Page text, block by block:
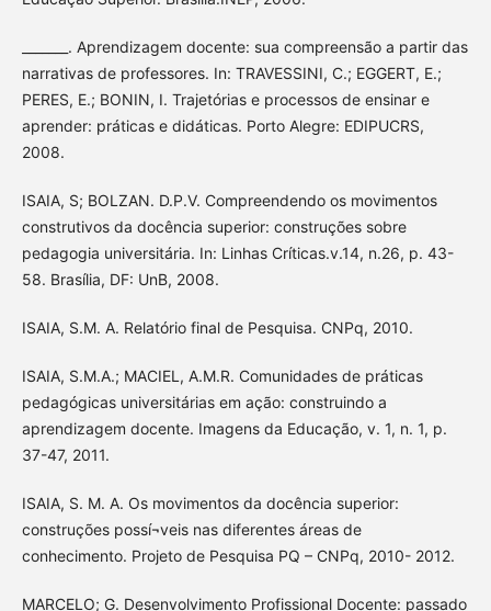
_______. Aprendizagem docente: sua compreensão a partir das
narrativas de professores. In: TRAVESSINI, C.; EGGERT, E.;
PERES, E.; BONIN, I. Trajetórias e processos de ensinar e
aprender: práticas e didáticas. Porto Alegre: EDIPUCRS,
2008.
ISAIA, S; BOLZAN. D.P.V. Compreendendo os movimentos
construtivos da docência superior: construções sobre
pedagogia universitária. In: Linhas Críticas.v.14, n.26, p. 43-
58. Brasília, DF: UnB, 2008.
ISAIA, S.M. A. Relatório final de Pesquisa. CNPq, 2010.
ISAIA, S.M.A.; MACIEL, A.M.R. Comunidades de práticas
pedagógicas universitárias em ação: construindo a
aprendizagem docente. Imagens da Educação, v. 1, n. 1, p.
37-47, 2011.
ISAIA, S. M. A. Os movimentos da docência superior:
construções possí¬veis nas diferentes áreas de
conhecimento. Projeto de Pesquisa PQ – CNPq, 2010- 2012.
MARCELO; G. Desenvolvimento Profissional Docente: passado